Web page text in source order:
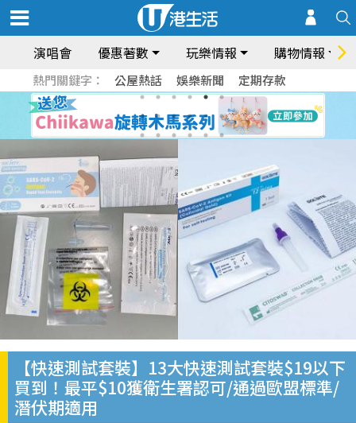
演唱會 優惠著數 玩樂情報 購物情報
熱門關鍵字： 公屋熱話 娛樂新聞 定期存款
【快速測試套裝】13大快速測試套裝$19以下
買到！最平$10獲衛生署認可/通過歐盟標準/
潛伏期適用